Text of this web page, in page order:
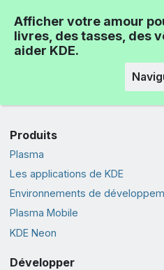
Afficher votre amour
livres, des tasses, des
aider KDE.
Produits
Plasma
Les applications de KDE
Environnements de
Plasma Mobile
KDE Neon
Développer